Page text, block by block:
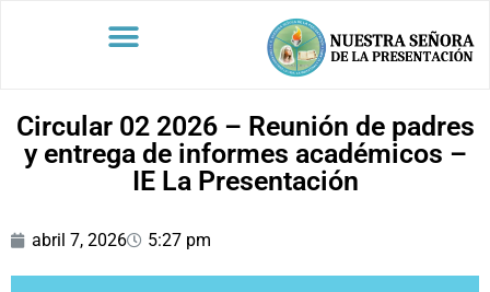
Circular 02 2026 – Reunión de padres
y entrega de informes académicos –
IE La Presentación
abril 7, 2026 5:27 pm